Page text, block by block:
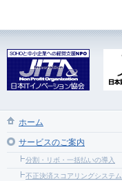
ホーム
サービスのご案内
分割・リボ・一括払いの導入
不正決済スコアリングシステム